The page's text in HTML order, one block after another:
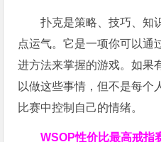
扑克是策略、技巧、知
点运气。它是一项你可以通
进方法来掌握的游戏。如果
以做这些事情，但不是每个
比赛中控制自己的情绪。
WSOP性价比最高戒指